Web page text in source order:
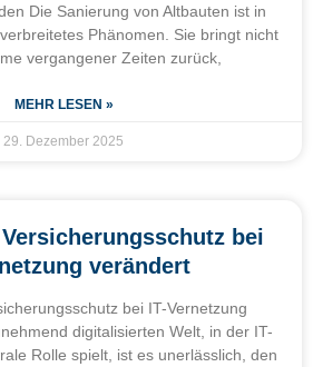
Die Sanierung von Altbauten ist in
Phänomen. Sie bringt nicht
vergangener Zeiten zurück,
MEHR LESEN »
29. Dezember 2025
bei
verändert
bei IT-Vernetzung
digitalisierten Welt, in der IT-
Rolle spielt, ist es unerlässlich, den